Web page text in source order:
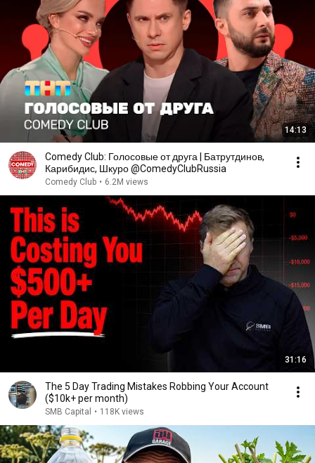
14:13
Comedy Club: Голосовые от друга | Батрутдинов,
Карибидис, Шкуро @ComedyClubRussia
Comedy Club • 6.2M views
31:16
The 5 Day Trading Mistakes Robbing Your Account
($10k+ per month)
SMB Capital • 118K views